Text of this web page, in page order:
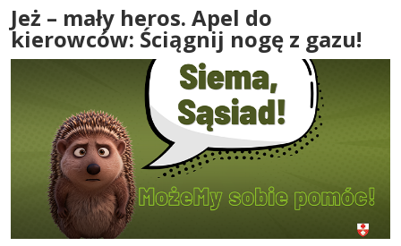
Jeż – mały heros. Apel do
kierowców: Ściągnij nogę z gazu!